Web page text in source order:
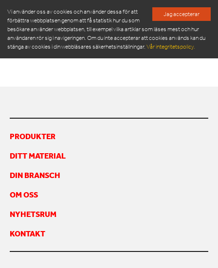
Jag accepterar
Vi använder oss av cookies och använder dessa för att
förbättra webbplatsen genom att få statistik hur du som
besökare använder webbplatsen, till exempel vilka artiklar som läses mest och hur
användaren rör sig i navigeringen. Om du inte accepterar att cookies används kan du
stänga av cookies i din webbläsares säkerhetsinställningar.Vår integritetspolicy.
MÖT VÅR LEDNINGSGRUPP
INSPIRATION
FRAMGÅNGSHISTORIER
ARBETA HOS OSS
KONTAKTA OSS
ORWAK MULTI 5070_EN
ORWAK MULTI 5070_en
PRODUKTER
DITT MATERIAL
DIN BRANSCH
OM OSS
NYHETSRUM
KONTAKT